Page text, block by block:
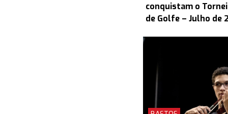
conquistam o
de Golfe – Julho de